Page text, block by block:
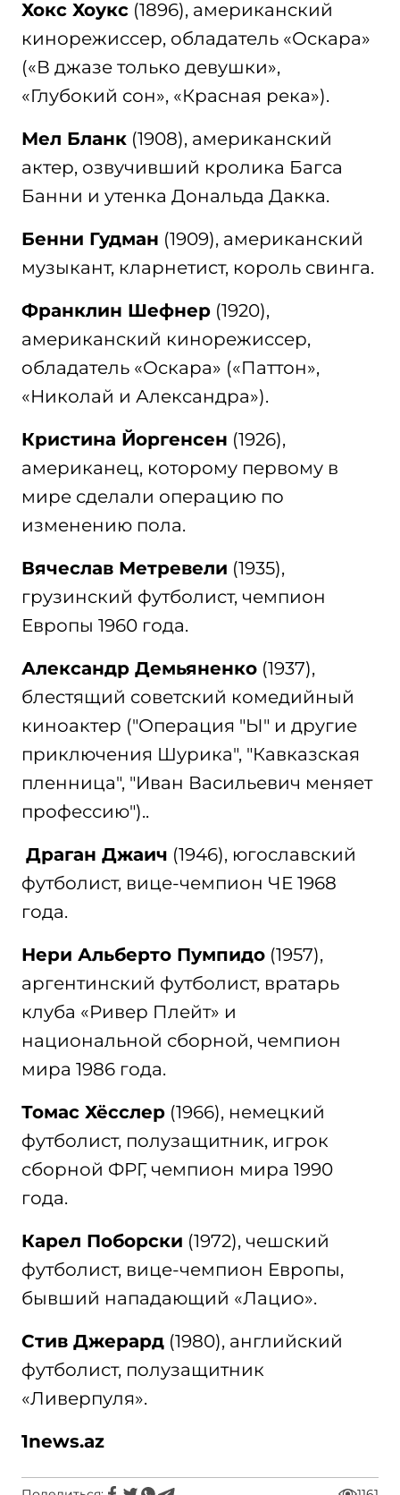
Хокс Хоукс (1896), американский
кинорежиссер, обладатель «Оскара»
(«В джазе только девушки»,
«Глубокий сон», «Красная река»).
Мел Бланк (1908), американский
актер, озвучивший кролика Багса
Банни и утенка Дональда Дакка.
Бенни Гудман (1909), американский
музыкант, кларнетист, король свинга.
Франклин Шефнер (1920),
американский кинорежиссер,
обладатель «Оскара» («Паттон»,
«Николай и Александра»).
Кристина Йоргенсен (1926),
американец, которому первому в
мире сделали операцию по
изменению пола.
Вячеслав Метревели (1935),
грузинский футболист, чемпион
Европы 1960 года.
Александр Демьяненко (1937),
блестящий советский комедийный
киноактер ("Операция "Ы" и другие
приключения Шурика", "Кавказская
пленница", "Иван Васильевич меняет
профессию")..
Драган Джаич (1946), югославский
футболист, вице-чемпион ЧЕ 1968
года.
Нери Альберто Пумпидо (1957),
аргентинский футболист, вратарь
клуба «Ривер Плейт» и
национальной сборной, чемпион
мира 1986 года.
Томас Хёсслер (1966), немецкий
футболист, полузащитник, игрок
сборной ФРГ, чемпион мира 1990
года.
Карел Поборски (1972), чешский
футболист, вице-чемпион Европы,
бывший нападающий «Лацио».
Стив Джерард (1980), английский
футболист, полузащитник
«Ливерпуля».
1news.az